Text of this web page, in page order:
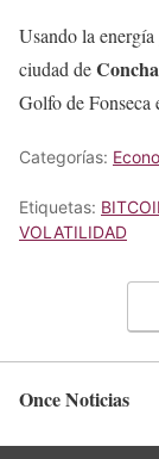
Usando la
ciudad de
Golfo de Fonseca
Categorías:
Etiquetas:
VOLATILIDAD
Once Noticias